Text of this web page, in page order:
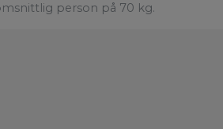
person på 70 kg.